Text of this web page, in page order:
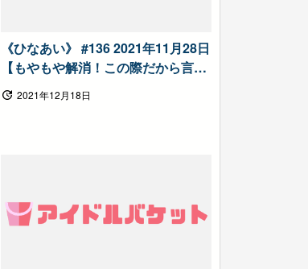
《ひなあい》 #136 2021年11月28日
【もやもや解消！この際だから言っ
ておこう（前半）】日向坂で会いま
しょう
2021年12月18日